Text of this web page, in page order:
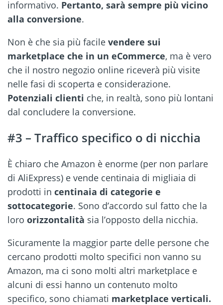
informativo. Pertanto, sarà sempre più vicino
alla conversione.
Non è che sia più facile vendere sui
marketplace che in un eCommerce, ma è vero
che il nostro negozio online riceverà più visite
nelle fasi di scoperta e considerazione.
Potenziali clienti che, in realtà, sono più lontani
dal concludere la conversione.
#3 – Traffico specifico o di nicchia
È chiaro che Amazon è enorme (per non parlare
di AliExpress) e vende centinaia di migliaia di
prodotti in centinaia di categorie e
sottocategorie. Sono d’accordo sul fatto che la
loro orizzontalità sia l’opposto della nicchia.
Sicuramente la maggior parte delle persone che
cercano prodotti molto specifici non vanno su
Amazon, ma ci sono molti altri marketplace e
alcuni di essi hanno un contenuto molto
specifico, sono chiamati marketplace verticali.